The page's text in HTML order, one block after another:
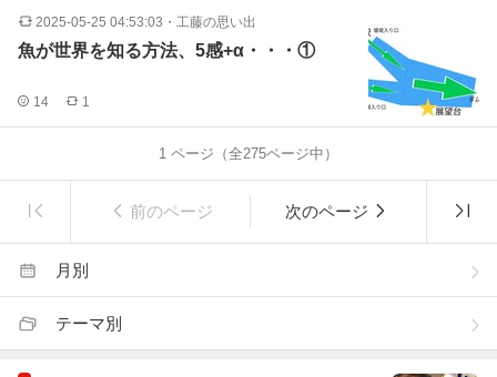
2025-05-25 04:53:03 ・ 工藤の思い出
魚が世界を知る方法、5感+α・・・①
14 1
1 ページ（全275ページ中）
前のページ 次のページ
月別
テーマ別